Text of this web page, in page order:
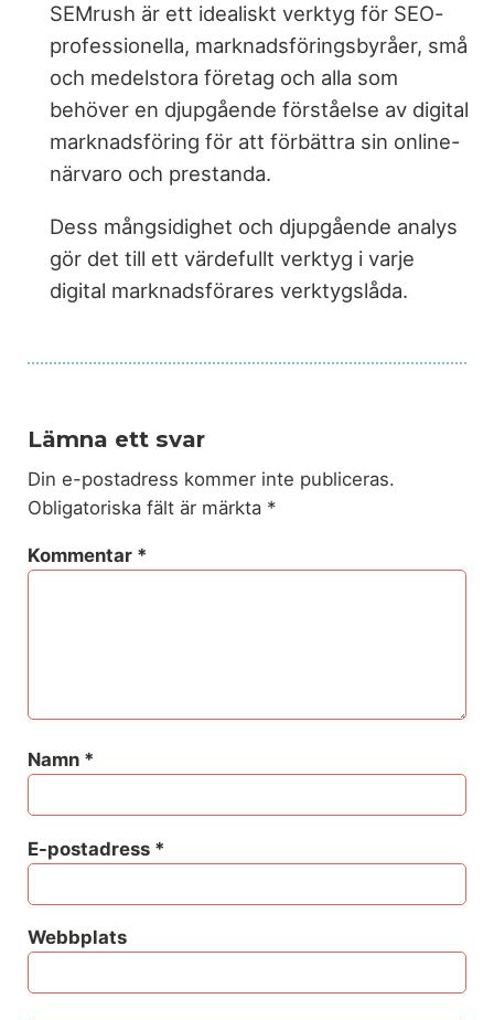
SEMrush är ett idealiskt verktyg för SEO-
professionella, marknadsföringsbyråer, små
och medelstora företag och alla som
behöver en djupgående förståelse av digital
marknadsföring för att förbättra sin online-
närvaro och prestanda.
Dess mångsidighet och djupgående analys
gör det till ett värdefullt verktyg i varje
digital marknadsförares verktygslåda.
Lämna ett svar
Din e-postadress kommer inte publiceras.
Obligatoriska fält är märkta *
Kommentar *
Namn *
E-postadress *
Webbplats